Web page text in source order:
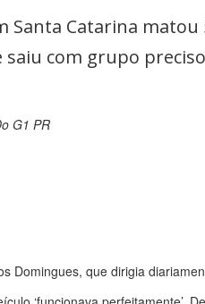
Santa Catarina
saiu com grupo
G1 PR
Domingues, que dirigia